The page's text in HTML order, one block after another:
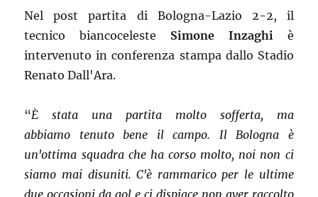
Nel post partita di Bologna-Lazio 2-2, il
tecnico biancoceleste Simone Inzaghiè
intervenuto in conferenza stampa dallo Stadio
Renato Dall'Ara.
“È stata una partita molto sofferta, ma
abbiamo tenuto bene il campo. Il Bologna è
un'ottima squadra che ha corso molto, noi non ci
siamo mai disuniti. C'è rammarico per le ultime